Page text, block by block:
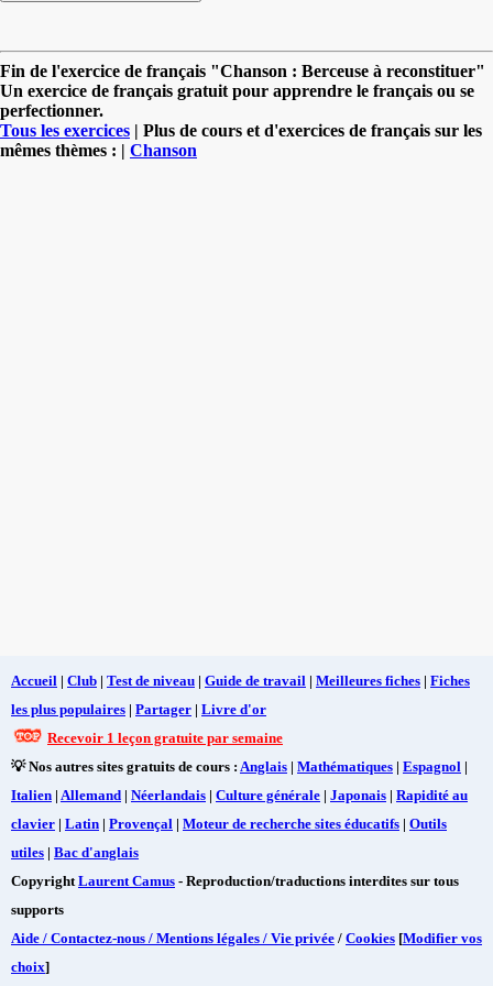
Fin de l'exercice de français "Chanson : Berceuse à reconstituer"
Un exercice de français gratuit pour apprendre le français ou se
perfectionner.
Tous les exercices | Plus de cours et d'exercices de français sur les
mêmes thèmes : | Chanson
Accueil | Club | Test de niveau | Guide de travail | Meilleures fiches | Fiches
les plus populaires | Partager | Livre d'or
Recevoir 1 leçon gratuite par semaine
💡 Nos autres sites gratuits de cours : Anglais | Mathématiques | Espagnol |
Italien | Allemand | Néerlandais | Culture générale | Japonais | Rapidité au
clavier | Latin | Provençal | Moteur de recherche sites éducatifs | Outils
utiles | Bac d'anglais
Copyright Laurent Camus - Reproduction/traductions interdites sur tous
supports
Aide / Contactez-nous / Mentions légales / Vie privée / Cookies [Modifier vos
choix]